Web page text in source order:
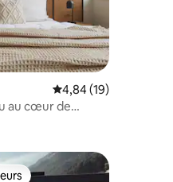
Évaluation moyenne
4,84 (19)
au cœur de